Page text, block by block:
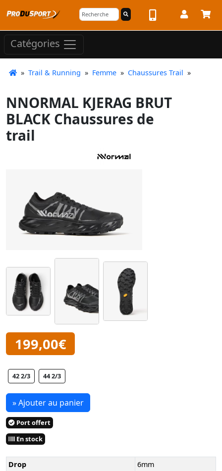
Catégories
» Trail & Running » Femme » Chaussures Trail »
NNORMAL KJERAG BRUT
BLACK Chaussures de
trail
199,00€
42 2/3 44 2/3
» Ajouter au panier
Port offert
En stock
Drop
6mm